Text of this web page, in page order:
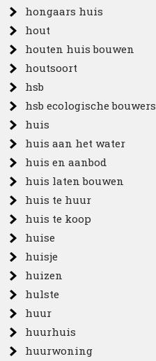
hongaars huis
hout
houten huis bouwen
houtsoort
hsb
hsb ecologische bouwers
huis
huis aan het water
huis en aanbod
huis laten bouwen
huis te huur
huis te koop
huise
huisje
huizen
hulste
huur
huurhuis
huurwoning